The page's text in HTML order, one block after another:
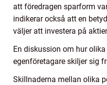
att föredragen sparform
indikerar också att en
väljer att investera på
En diskussion om hur
egenföretagare skiljer sig
Skillnaderna mellan olika